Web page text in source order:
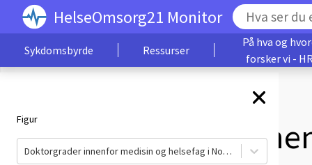
HelseOmsorg21 Monitor
Sykdomsbyrde Ressurser
På hva og
forsker vi -
Figur
Doktorgrader innenfor medisin og helsefag i Norge – lærested
Doktorgrader